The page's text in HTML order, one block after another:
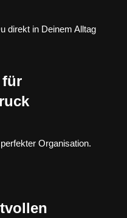
direkt in Deinem Alltag
für
Organisation.